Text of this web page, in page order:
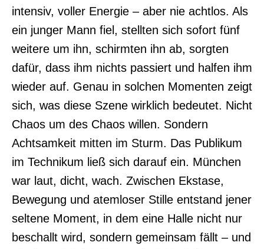
intensiv, voller Energie – aber nie achtlos. Als
ein junger Mann fiel, stellten sich sofort fünf
weitere um ihn, schirmten ihn ab, sorgten
dafür, dass ihm nichts passiert und halfen ihm
wieder auf. Genau in solchen Momenten zeigt
sich, was diese Szene wirklich bedeutet. Nicht
Chaos um des Chaos willen. Sondern
Achtsamkeit mitten im Sturm. Das Publikum
im Technikum ließ sich darauf ein. München
war laut, dicht, wach. Zwischen Ekstase,
Bewegung und atemloser Stille entstand jener
seltene Moment, in dem eine Halle nicht nur
beschallt wird, sondern gemeinsam fällt – und